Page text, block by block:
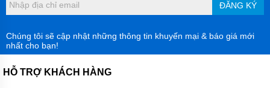
ĐĂNG KÝ
Chúng tôi sẽ cập nhật những thông tin khuyến mại & báo giá mới
nhất cho bạn!
HỖ TRỢ KHÁCH HÀNG